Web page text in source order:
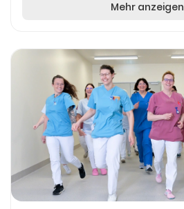
Mehr anzeigen